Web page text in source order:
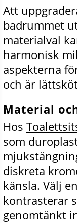
Att
badrummet
materialval
harmonisk
aspekterna
och är
Material
Hos
som
diskreta
känsla. Välj
kontrasterar
genomtänkt